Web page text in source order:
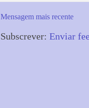
Mensagem mais recente
Subscrever: Enviar